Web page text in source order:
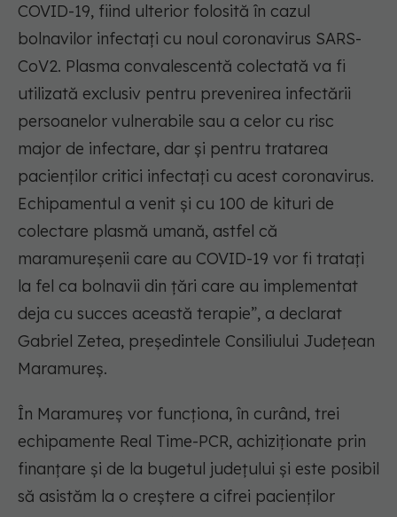
COVID-19, fiind ulterior folosită în cazul
bolnavilor infectați cu noul coronavirus SARS-
CoV2. Plasma convalescentă colectată va fi
utilizată exclusiv pentru prevenirea infectării
persoanelor vulnerabile sau a celor cu risc
major de infectare, dar și pentru tratarea
pacienților critici infectați cu acest coronavirus.
Echipamentul a venit și cu 100 de kituri de
colectare plasmă umană, astfel că
maramureșenii care au COVID-19 vor fi tratați
la fel ca bolnavii din țări care au implementat
deja cu succes această terapie”, a declarat
Gabriel Zetea, președintele Consiliului Județean
Maramureș.
În Maramureș vor funcționa, în curând, trei
echipamente Real Time-PCR, achiziționate prin
finanțare și de la bugetul județului și este posibil
să asistăm la o creștere a cifrei pacienților